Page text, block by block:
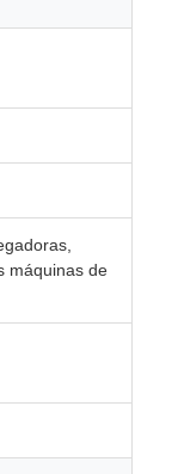
máquinas de